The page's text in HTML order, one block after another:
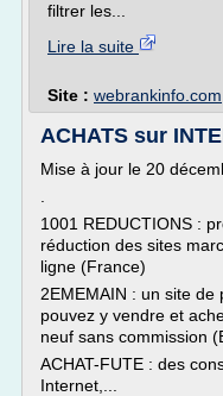
filtrer les...
Lire la suite
Site : webrankinfo.com
ACHATS sur
Mise à jour le 20
1001 REDUCTIONS :
réduction des sites
ligne (France)
2EMEMAIN : un site
pouvez y vendre et
neuf sans commission
ACHAT-FUTE : des
Internet,...